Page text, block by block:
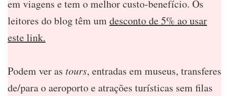
em viagens e tem o melhor custo-benefício. Os
leitores do blog têm umdesconto de 5% ao usar
este link.
Podem ver as tours, entradas em museus, transferes
de/para o aeroporto e atrações turísticas sem filas